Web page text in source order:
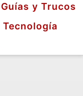
Guías y Trucos
Tecnología